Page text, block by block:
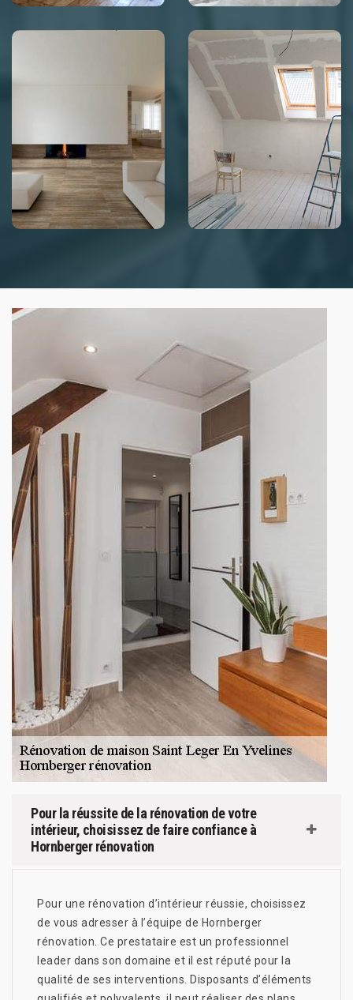
Pour la réussite de la rénovation de votre
intérieur, choisissez de faire confiance à
Hornberger rénovation
Pour une rénovation d’intérieur réussie, choisissez
de vous adresser à l’équipe de Hornberger
rénovation. Ce prestataire est un professionnel
leader dans son domaine et il est réputé pour la
qualité de ses interventions. Disposants d’éléments